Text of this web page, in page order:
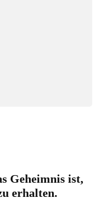
Geheimnis ist,
erhalten.